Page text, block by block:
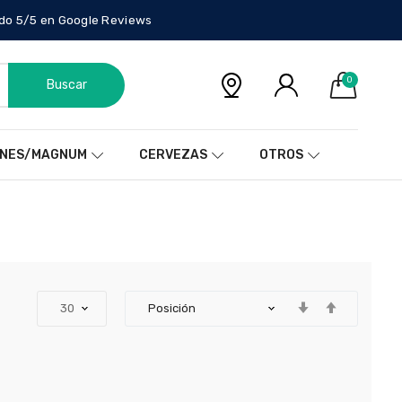
5/5 en Google Reviews
0
Buscar
MAGNUM CERVEZAS OTROS